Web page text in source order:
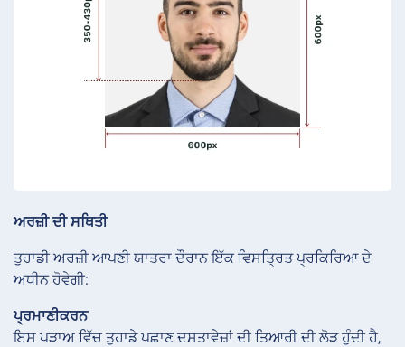
ਅਰਜ਼ੀ ਦੀ ਸਥਿਤੀ
ਤੁਹਾਡੀ ਅਰਜ਼ੀ ਆਪਣੀ ਯਾਤਰਾ ਦੌਰਾਨ ਇੱਕ ਵਿਸਤ੍ਰਿਤ ਪ੍ਰਕਿਰਿਆ ਦੇ
ਅਧੀਨ ਹੋਵੇਗੀ:
ਪ੍ਰਮਾਣੀਕਰਨ
ਇਸ ਪੜਾਅ ਵਿੱਚ ਤੁਹਾਡੇ ਪਛਾਣ ਦਸਤਾਵੇਜ਼ਾਂ ਦੀ ਤਿਆਰੀ ਦੀ ਲੋੜ ਹੁੰਦੀ ਹੈ,